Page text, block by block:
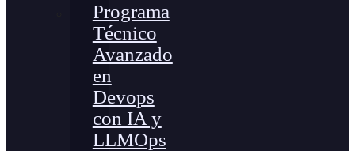
Programa
Técnico
Avanzado
en
Devops
con IA y
LLMOps